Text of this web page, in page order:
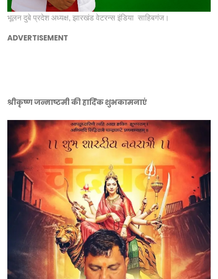
भूलन दुबे प्रदेश अध्यक्ष, झारखंड वेटरन्स इंडिया साहिबगंज।
ADVERTISEMENT
श्रीकृष्ण जन्माष्टमी की हार्दिक शुभकामनाएं